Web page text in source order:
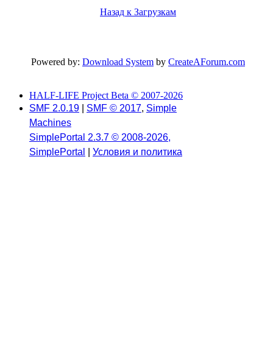
Назад к Загрузкам
Powered by: Download System by CreateAForum.com
HALF-LIFE Project Beta © 2007-2026
SMF 2.0.19
SMF © 2017, Simple
Machines
SimplePortal 2.3.7 © 2008-2026,
SimplePortal
Условия и политика